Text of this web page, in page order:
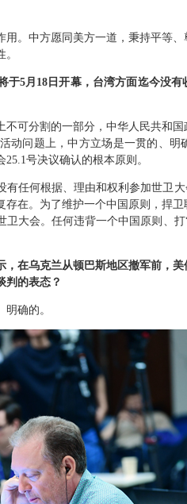
。中方愿同美方一道，秉持平等
于5月18日开幕，台湾方面迄今没
可分割的一部分，中华人民共和国
动问题上，中方立场是一贯的、明
号决议确认的根本原则。
任何根据、理由和权利参加世卫
在。为了维护一个中国原则，捍
大会。任何违背一个中国原则、
在乌克兰从顿巴斯地区撤军前，
判的表态？
确的。